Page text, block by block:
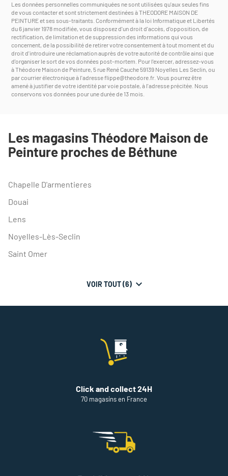
Les données personnelles communiquées ne sont utilisées qu'aux seules fins
de vous contacter et sont strictement destinées à THEODORE MAISON DE
PEINTURE et ses sous-traitants. Conformément à la loi Informatique et Libertés
du 6 janvier 1978 modifiée, vous disposez d'un droit d'accès, d'opposition, de
rectification, de limitation et de suppression des informations qui vous
concernent, de la possibilité de retirer votre consentement à tout moment et du
droit d'introduire une réclamation auprès de votre autorité de contrôle ainsi que
d'organiser le sort de vos données post-mortem. Pour l'exercer, adressez-vous
à Théodore Maison de Peinture, 5 rue René Cauche 59139 Noyelles Les Seclin, ou
par courrier électronique à l'adresseflippe@theodore.fr . Vous pourrez être
amené à justifier de votre identité par voie postale, à l'adresse précitée. Nous
conservons vos données pour une durée de 13 mois.
Les magasins Théodore Maison de
Peinture proches de Béthune
Chapelle D'armentieres
Douai
Lens
Noyelles-Lès-Seclin
Saint Omer
VOIR TOUT (6)
DE
DE
THÉODORE
MAISON
PEINTURE
Click and collect 24H
70 magasins en France